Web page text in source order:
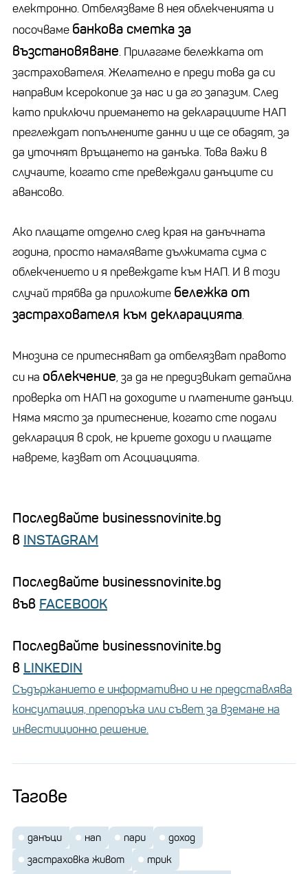
електронно. Отбелязваме в нея облекченията и
посочваме банкова сметка за
възстановяване. Прилагаме бележката от
застрахователя. Желателно е преди това да си
направим ксерокопие за нас и да го запазим. След
като приключи приемането на декларациите НАП
преглеждат попълнените данни и ще се обадят, за
да уточнят връщането на данъка. Това важи в
случаите, когато сте превеждали данъците си
авансово.
Ако плащате отделно след края на данъчната
година, просто намалявате дължимата сума с
облекчението и я превеждате към НАП. И в този
случай трябва да приложите бележка от
застрахователя към декларацията.
Мнозина се притесняват да отбелязват правото
си на облекчение, за да не предизвикат детайлна
проверка от НАП на доходите и платените данъци.
Няма място за притеснение, когато сте подали
декларация в срок, не криете доходи и плащате
навреме, казват от Асоциацията.
Последвайте businessnovinite.bg
в INSTAGRAM
Последвайте businessnovinite.bg
във FACEBOOK
Последвайте businessnovinite.bg
в LINKEDIN
Съдържанието е информативно и не представлява
консултация, препоръка или съвет за вземане на
инвестиционно решение.
Тагове
данъци нап пари
доход
застраховка живот
трик